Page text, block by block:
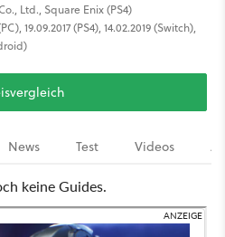
Ltd., Square Enix (PS4)
19.09.2017 (PS4), 14.02.2019 (Switch),
News Test Videos
keine Guides.